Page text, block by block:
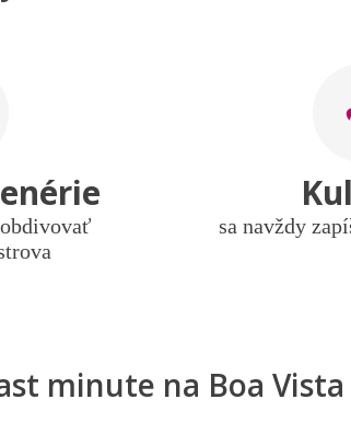
sa navždy
minute na Boa Vista